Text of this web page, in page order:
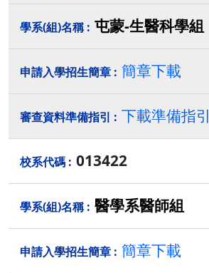
屯蒙-生醫科學組
簡章下載
下載準備指引
013422
醫學系醫師組
簡章下載